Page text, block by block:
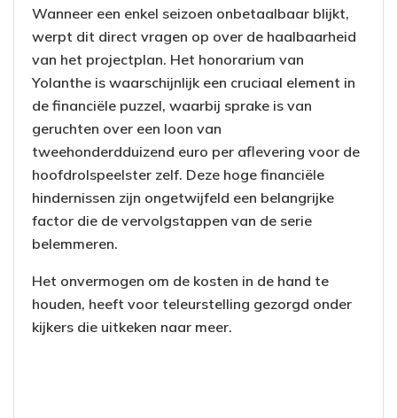
Wanneer een enkel seizoen onbetaalbaar blijkt,
werpt dit direct vragen op over de haalbaarheid
van het projectplan. Het honorarium van
Yolanthe is waarschijnlijk een cruciaal element in
de financiële puzzel, waarbij sprake is van
geruchten over een loon van
tweehonderdduizend euro per aflevering voor de
hoofdrolspeelster zelf. Deze hoge financiële
hindernissen zijn ongetwijfeld een belangrijke
factor die de vervolgstappen van de serie
belemmeren.
Het onvermogen om de kosten in de hand te
houden, heeft voor teleurstelling gezorgd onder
kijkers die uitkeken naar meer.